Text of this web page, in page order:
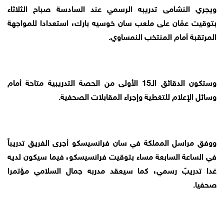
ويجري النشامى تدريبه الرسمي عند السادسة صباح الثلاثاء
بتوقيت عمّان على ملعب سان خوسيه بارك، استعدادا للمواجهة
المرتقبة أمام المنتخب النمساوي.
وستكون الدقائق الـ15 الأولى من الحصة التدريبية متاحة أمام
وسائل الإعلام للتغطية وإجراء المقابلات الصحفية.
ووفق مراسل المملكة في سان فرانسيسكو أجرى الفريق تدريباً
في الساعة السابعة مساء بتوقيت فرانسيسكو، فيما سيكون لديه
غدا تدريبٌ رسمي، كما سيعقد مدربه جمال السلامي مؤتمرا
صحفيا.